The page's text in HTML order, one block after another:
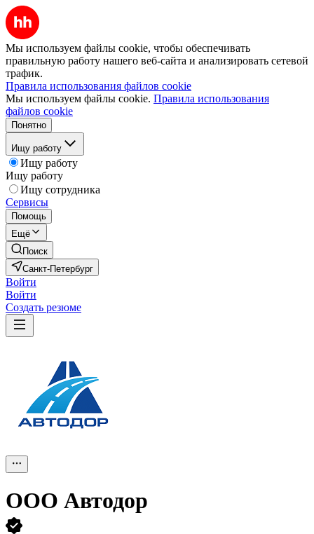
Мы используем файлы cookie, чтобы обеспечивать
правильную работу нашего веб-сайта и анализировать сетевой
трафик.
Правила использования файлов cookie
Мы используем файлы cookie. Правила использования
файлов cookie
Понятно
Ищу работу
Ищу работу
Ищу работу
Ищу сотрудника
Сервисы
Помощь
Ещё
Поиск
Санкт-Петербург
Войти
Войти
Создать резюме
ООО Автодор